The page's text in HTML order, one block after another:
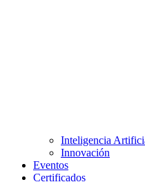
Inteligencia
Innovación
Eventos
Certificados